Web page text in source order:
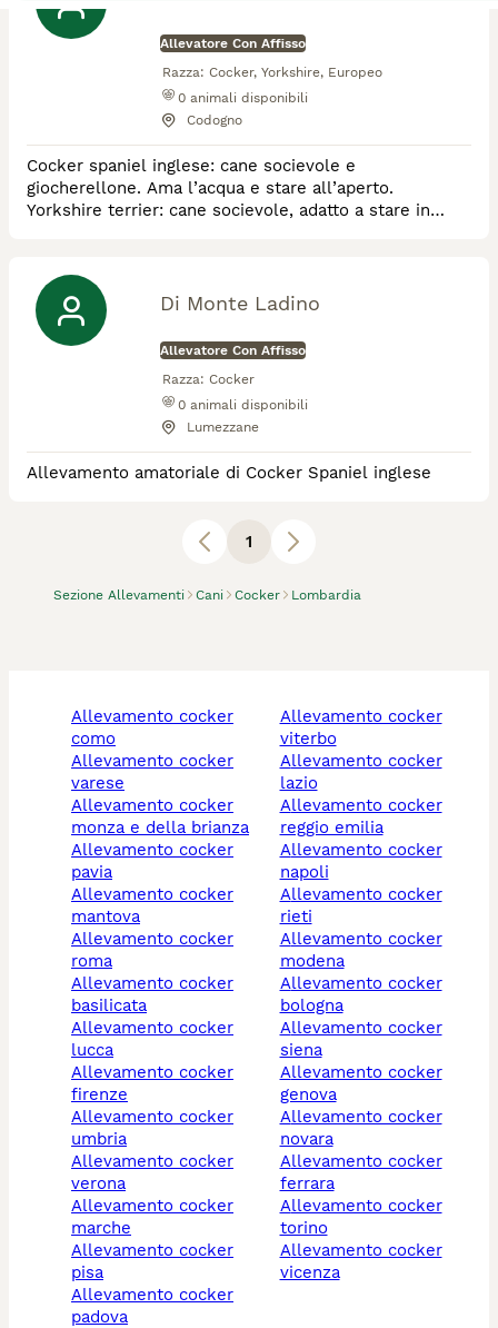
Sezione Allevamenti Cani Cocker Lombardia
Allevatore Con Affisso
Razza: Cocker, Yorkshire, Europeo
0 animali disponibili
Codogno
Cocker spaniel inglese: cane socievole e
giocherellone. Ama l’acqua e stare all’aperto.
Yorkshire terrier: cane socievole, adatto a stare in
Di Monte Ladino
Allevatore Con Affisso
Razza: Cocker
0 animali disponibili
Lumezzane
Allevamento amatoriale di Cocker Spaniel inglese
1
allevamento cocker
como
allevamento cocker
varese
allevamento cocker
monza e della brianza
allevamento cocker
pavia
allevamento cocker
mantova
allevamento cocker
roma
allevamento cocker
basilicata
allevamento cocker
lucca
allevamento cocker
firenze
allevamento cocker
umbria
allevamento cocker
verona
allevamento cocker
marche
allevamento cocker
pisa
allevamento cocker
padova
allevamento cocker
viterbo
allevamento cocker
lazio
allevamento cocker
reggio emilia
allevamento cocker
napoli
allevamento cocker
rieti
allevamento cocker
modena
allevamento cocker
bologna
allevamento cocker
siena
allevamento cocker
genova
allevamento cocker
novara
allevamento cocker
ferrara
allevamento cocker
torino
allevamento cocker
vicenza